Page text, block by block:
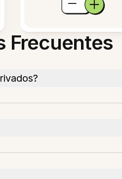
Frecuentes